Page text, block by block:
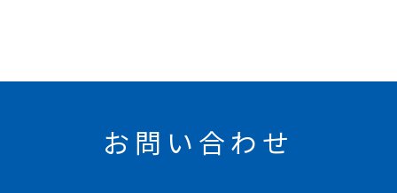
お問い合わせ